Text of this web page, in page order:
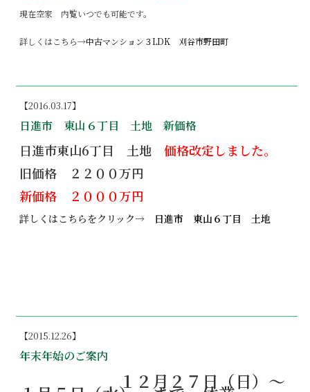
現在空家 内覧いつでも可能です。
詳しくはこちら→中古マンション３LDK 刈谷市野田町
【2016.03.17】
日進市 東山６丁目 土地 新価格
日進市東山6丁目 土地 価格改定しました。
旧価格 ２２００万円
新価格 ２０００万円
詳しくはこちらをクリック→ 日進市 東山６丁目 土地
【2015.12.26】
年末年始のご案内
１２月２７日（日）～